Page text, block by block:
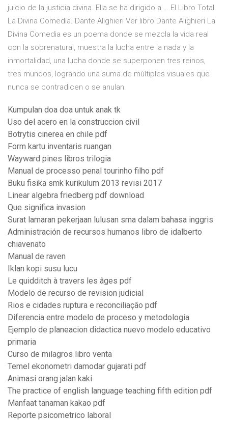
juicio de la justicia divina. Ella se ha dirigido a … El Libro Total.
La Divina Comedia. Dante Alighieri Ver libro Dante Alighieri La
Divina Comedia es un poema donde se mezcla la vida real
con la sobrenatural, muestra la lucha entre la nada y la
inmortalidad, una lucha donde se superponen tres reinos,
tres mundos, logrando una suma de múltiples visuales que
nunca se contradicen o se anulan.
Kumpulan doa doa untuk anak tk
Uso del acero en la construccion civil
Botrytis cinerea en chile pdf
Form kartu inventaris ruangan
Wayward pines libros trilogia
Manual de processo penal tourinho filho pdf
Buku fisika smk kurikulum 2013 revisi 2017
Linear algebra friedberg pdf download
Que significa invasion
Surat lamaran pekerjaan lulusan sma dalam bahasa inggris
Administración de recursos humanos libro de idalberto
chiavenato
Manual de raven
Iklan kopi susu lucu
Le quidditch à travers les âges pdf
Modelo de recurso de revision judicial
Rios e cidades ruptura e reconciliação pdf
Diferencia entre modelo de proceso y metodologia
Ejemplo de planeacion didactica nuevo modelo educativo
primaria
Curso de milagros libro venta
Temel ekonometri damodar gujarati pdf
Animasi orang jalan kaki
The practice of english language teaching fifth edition pdf
Manfaat tanaman kakao pdf
Reporte psicometrico laboral